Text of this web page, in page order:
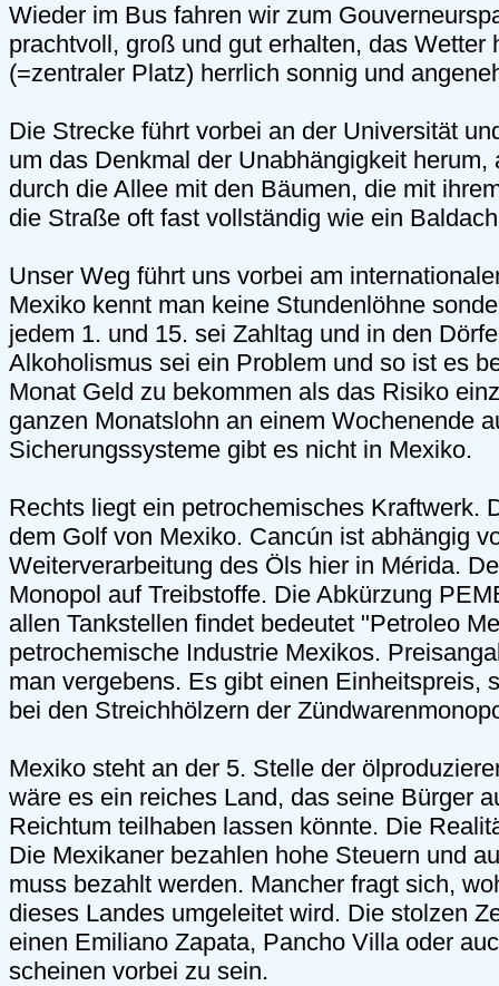
Wieder im Bus fahren wir zum
prachtvoll, groß und gut erhalten, das Wetter
(=zentraler Platz) herrlich sonnig und
Die Strecke führt vorbei an der Universität
um das Denkmal der Unabhängigkeit herum,
durch die Allee mit den Bäumen, die mit
die Straße oft fast vollständig wie ein
Unser Weg führt uns vorbei am
Mexiko kennt man keine Stundenlöhne
jedem 1. und 15. sei Zahltag und in den
Alkoholismus sei ein Problem und so ist es
Monat Geld zu bekommen als das Risiko
ganzen Monatslohn an einem Wochenende
Sicherungssysteme gibt es nicht in Mexiko.
Rechts liegt ein petrochemisches Kraftwerk.
dem Golf von Mexiko. Cancún ist abhängig
Weiterverarbeitung des Öls hier in Mérida.
Monopol auf Treibstoffe. Die Abkürzung
allen Tankstellen findet bedeutet "Petroleo
petrochemische Industrie Mexikos.
man vergebens. Es gibt einen Einheitspreis,
bei den Streichhölzern der
Mexiko steht an der 5. Stelle der
wäre es ein reiches Land, das seine Bürger
Reichtum teilhaben lassen könnte. Die
Die Mexikaner bezahlen hohe Steuern und
muss bezahlt werden. Mancher fragt sich,
dieses Landes umgeleitet wird. Die stolzen
einen Emiliano Zapata, Pancho Villa oder
scheinen vorbei zu sein.